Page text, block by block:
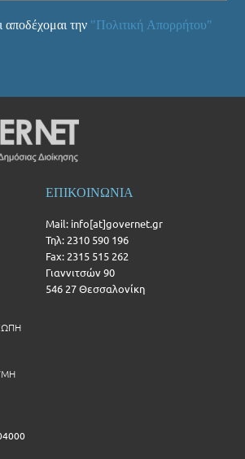
αποδέχομαι την "Πολιτική Απορρήτου"
ΕΠΙΚΟΙΝΩΝΙΑ
Mail: info[at]governet.gr
Τηλ: 2310 590 196
Fax: 2315 515 262
Γιαννιτσών 90
546 27 Θεσσαλονίκη